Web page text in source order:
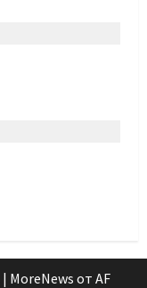
| MoreNews от AF